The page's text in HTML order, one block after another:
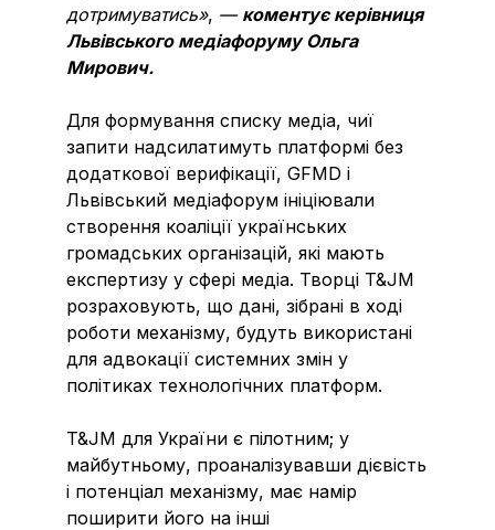
дотримуватись», — коментує керівниця
Львівського медіафоруму Ольга
Мирович.
Для формування списку медіа, чиї
запити надсилатимуть платформі без
додаткової верифікації, GFMD і
Львівський медіафорум ініціювали
створення коаліції українських
громадських організацій, які мають
експертизу у сфері медіа. Творці T&JM
розраховують, що дані, зібрані в ході
роботи механізму, будуть використані
для адвокації системних змін у
політиках технологічних платформ.
T&JM для України є пілотним; у
майбутньому, проаналізувавши дієвість
і потенціал механізму, має намір
поширити його на інші